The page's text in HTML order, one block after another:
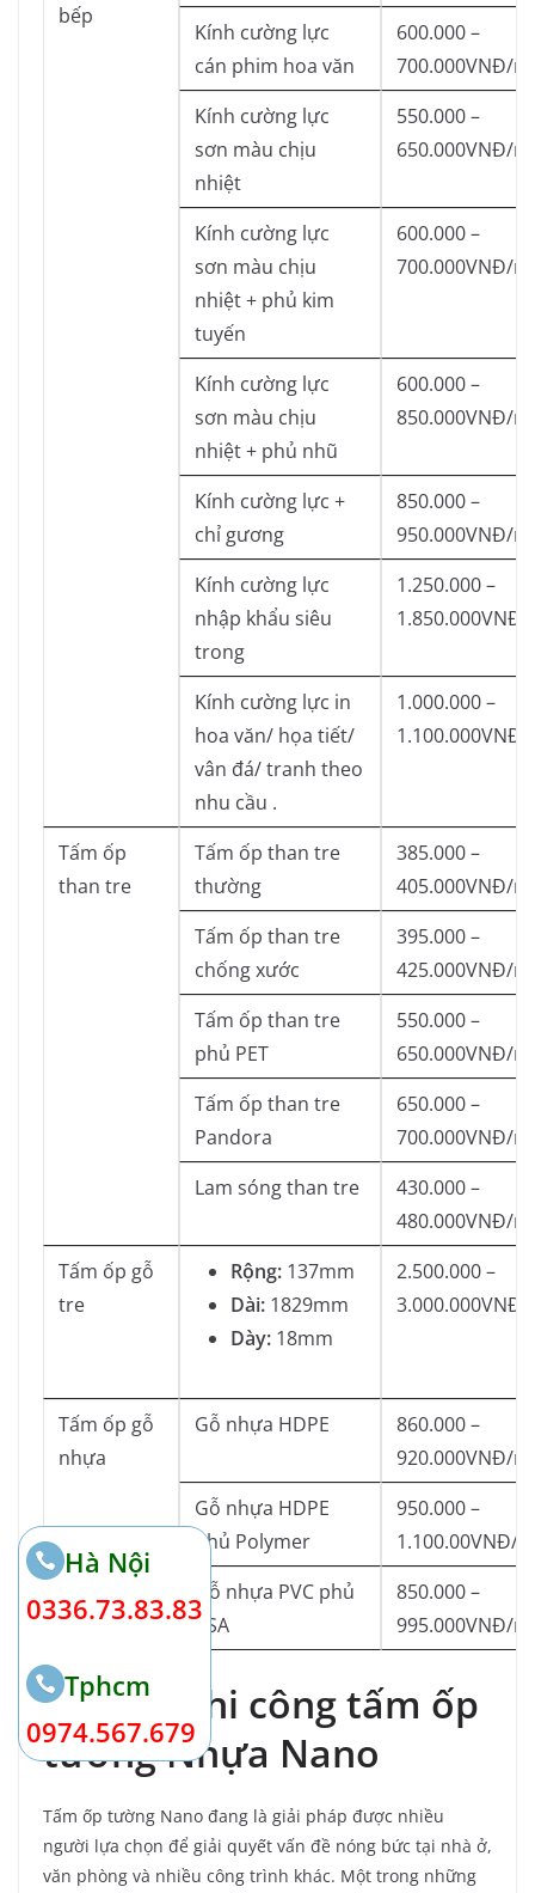
bếp
Kính cường lực
cán phim hoa văn
600.000 –
700.000VNĐ/
Kính cường lực
sơn màu chịu
nhiệt
550.000 –
650.000VNĐ/
Kính cường lực
sơn màu chịu
nhiệt + phủ kim
tuyến
600.000 –
700.000VNĐ/
Kính cường lực
sơn màu chịu
nhiệt + phủ nhũ
600.000 –
850.000VNĐ/
Kính cường lực +
chỉ gương
850.000 –
950.000VNĐ/
Kính cường lực
nhập khẩu siêu
trong
1.250.000 –
Kính cường lực in
hoa văn/ họa tiết/
vân đá/ tranh theo
nhu cầu .
1.000.000 –
Tấm ốp
than tre
Tấm ốp than tre
thường
385.000 –
405.000VNĐ/
Tấm ốp than tre
chống xước
395.000 –
425.000VNĐ/
Tấm ốp than tre
phủ PET
550.000 –
650.000VNĐ/
Tấm ốp than tre
Pandora
650.000 –
700.000VNĐ/
Lam sóng than tre
430.000 –
480.000VNĐ/
Tấm ốp gỗ
tre
Rộng: 137mm
Dài: 1829mm
Dày: 18mm
2.500.000 –
3.000.000VNĐ/
Tấm ốp gỗ
nhựa
Gỗ nhựa HDPE
860.000 –
920.000VNĐ/
Gỗ nhựa HDPE
phủ Polymer
950.000 –
1.100.00VNĐ/
Gỗ nhựa PVC phủ
ASA
850.000 –
995.000VNĐ/
Báo giá thi công tấm ốp
tường Nhựa Nano
Tấm ốp tường Nano đang là giải pháp được nhiều
người lựa chọn để giải quyết vấn đề nóng bức tại nhà ở,
văn phòng và nhiều công trình khác. Một trong những
Hà Nội
0336.73.83.83
Tphcm
0974.567.679